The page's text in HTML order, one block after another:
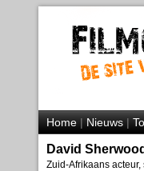
Home|Nieuws|
David Sherwood
Zuid-Afrikaans